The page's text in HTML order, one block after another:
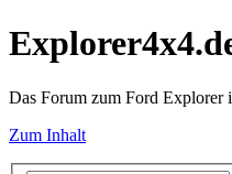
Das Forum zum Ford Explorer
Zum Inhalt